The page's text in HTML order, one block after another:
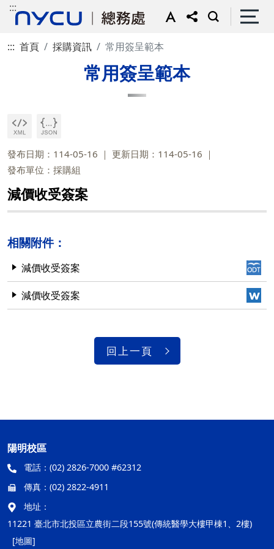
:::
::: 首頁 採購資訊 常用簽呈範本
常用簽呈範本
發布日期：114-05-16
更新日期：114-05-16
發布單位：採購組
減價收受簽案
相關附件：
減價收受簽案
減價收受簽案
回上一頁
陽明校區
電話： (02) 2826-7000 #62312
傳真： (02) 2822-4911
地址：
11221 臺北市北投區立農街二段155號(傳統醫學大樓甲棟1、2樓)
[地圖]